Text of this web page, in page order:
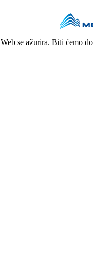
Web se ažurira. Biti ćemo